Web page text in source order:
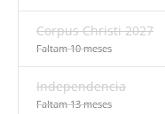
Corpus Christi 2027
Faltam 10 meses
Independencia
Faltam 13 meses